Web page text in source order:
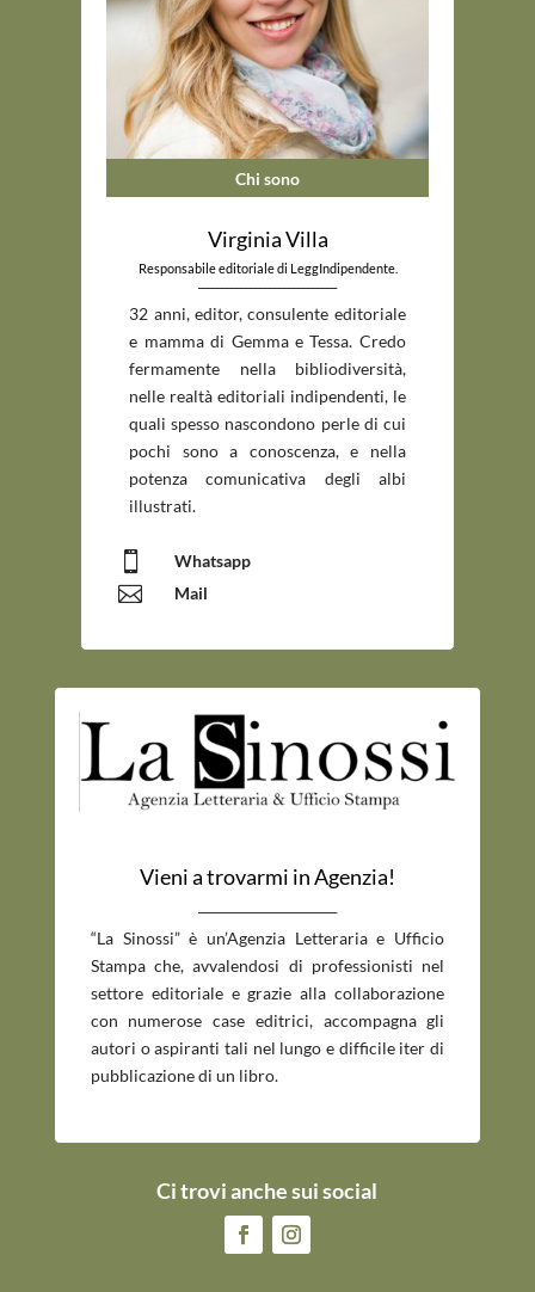
Chi sono
Virginia Villa
Responsabile editoriale di LeggIndipendente.
_____________________________
32 anni, editor, consulente editoriale
e mamma di Gemma e Tessa. Credo
fermamente nella bibliodiversità,
nelle realtà editoriali indipendenti, le
quali spesso nascondono perle di cui
pochi sono a conoscenza, e nella
potenza comunicativa degli albi
illustrati.
 Whatsapp
 Mail
Vieni a trovarmi in Agenzia!
“La Sinossi” è un’Agenzia Letteraria e Ufficio
Stampa che, avvalendosi di professionisti nel
settore editoriale e grazie alla collaborazione
con numerose case editrici, accompagna gli
autori o aspiranti tali nel lungo e difficile iter di
pubblicazione di un libro.
Ci trovi anche sui social